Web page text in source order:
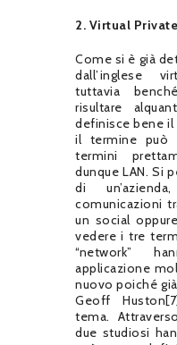
2. Virtual
Come si è già
dall’inglese
tuttavia
risultare
definisce bene il
il termine può
termini
dunque LAN. Si
di
comunicazioni
un social
vedere i tre
“network”
applicazione
nuovo poiché
Geoff
tema.
due studiosi